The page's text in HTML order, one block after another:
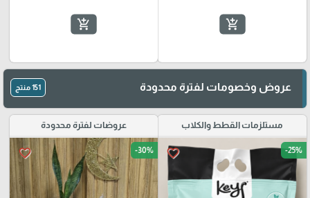
add_shopping_cart
add_shopping_cart
عروض وخصومات لفترة محدودة 151 منتج
مستلزمات القطط والكلاب
favorite_border -25%
عروضات لفترة محدودة
favorite_border -30%